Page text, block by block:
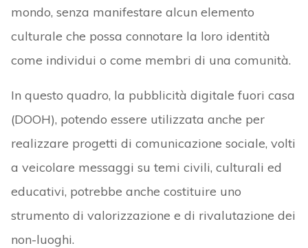
mondo, senza manifestare alcun elemento
culturale che possa connotare la loro identità
come individui o come membri di una comunità.
In questo quadro, la pubblicità digitale fuori casa
(DOOH), potendo essere utilizzata anche per
realizzare progetti di comunicazione sociale, volti
a veicolare messaggi su temi civili, culturali ed
educativi, potrebbe anche costituire uno
strumento di valorizzazione e di rivalutazione dei
non-luoghi.